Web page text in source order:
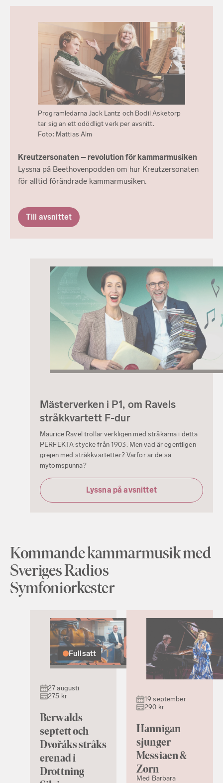
Programledarna Jack Lantz och Bodil Asketorp
tar sig an ett odödligt verk per avsnitt.
Foto: Mattias Alm
Kreutzersonaten – revolution för kammarmusiken
Lyssna på Beethovenpodden om hur Kreutzersonaten
för alltid förändrade kammarmusiken.
Till avsnittet
Mästerverken i P1, om Ravels
stråkkvartett F-dur
Maurice Ravel trollar verkligen med stråkarna i detta
PERFEKTA stycke från 1903. Men vad är egentligen
grejen med stråkkvartetter? Varför är de så
mytomspunna?
Lyssna på avsnittet
Kommande kammarmusik med
Sveriges Radios
Symfoniorkester
Fullsatt
27 augusti
275 kr
Berwalds
septett och
Dvořáks stråks
erenad i
Drottning
19 september
290 kr
Hannigan
sjunger
Messiaen &
Zorn
Med Barbara